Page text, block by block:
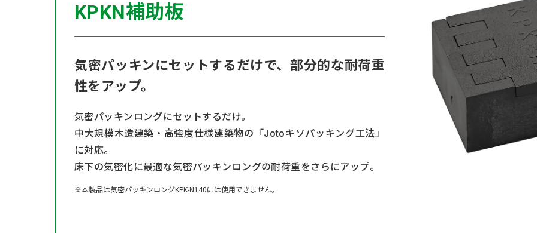
KPKN補助板
気密パッキンにセットするだけで、部分的な耐荷重
性をアップ。
気密パッキンロングにセットするだけ。
中大規模木造建築・高強度仕様建築物の「Jotoキソパッキング工法」
に対応。
床下の気密化に最適な気密パッキンロングの耐荷重をさらにアップ。
※本製品は気密パッキンロングKPK-N140には使用できません。